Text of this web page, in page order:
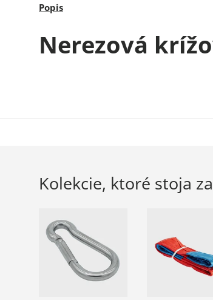
Popis
Nerezová
Kolekcie, ktoré stoja